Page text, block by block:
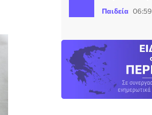
Παιδεία 06:59